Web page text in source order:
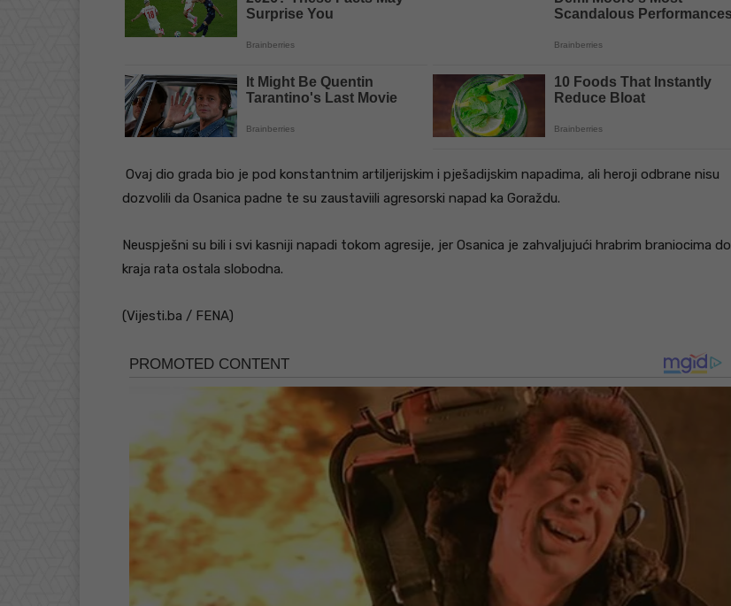
Ovaj dio grada bio je pod konstantnim artiljerijskim i pješadijskim napadima, ali heroji odbrane nisu
dozvolili da Osanica padne te su zaustaviili agresorski napad ka Goraždu.
Neuspješni su bili i svi kasniji napadi tokom agresije, jer Osanica je zahvaljujući hrabrim braniocima do
kraja rata ostala slobodna.
(Vijesti.ba / FENA)